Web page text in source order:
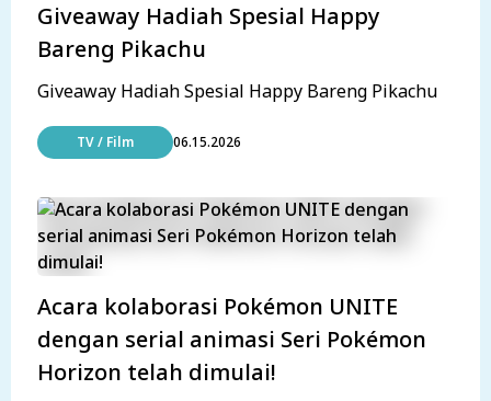
Giveaway Hadiah Spesial Happy
Bareng Pikachu
Giveaway Hadiah Spesial Happy Bareng Pikachu
TV / Film 06.15.2026
Acara kolaborasi Pokémon UNITE
dengan serial animasi Seri Pokémon
Horizon telah dimulai!